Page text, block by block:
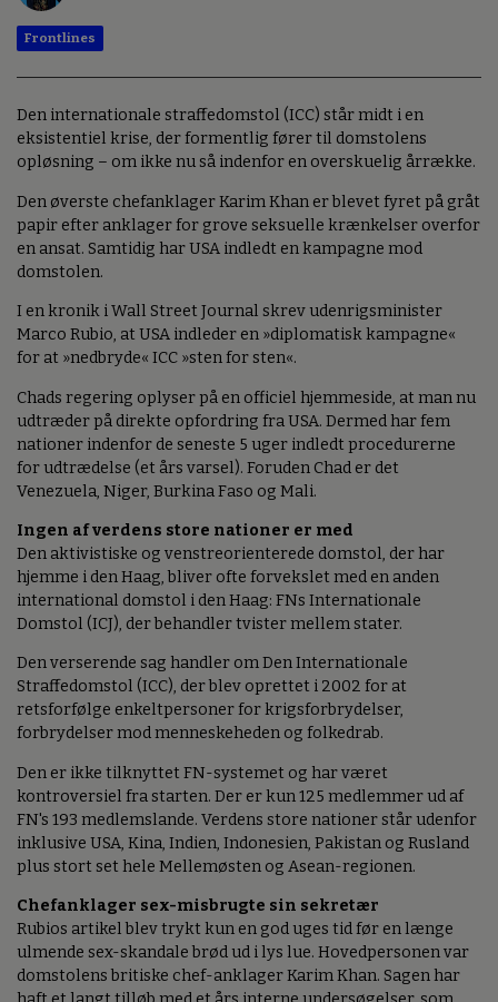
Frontlines
Den internationale straffedomstol (ICC) står midt i en
eksistentiel krise, der formentlig fører til domstolens
opløsning – om ikke nu så indenfor en overskuelig årrække.
Den øverste chefanklager Karim Khan er blevet fyret på gråt
papir efter anklager for grove seksuelle krænkelser overfor
en ansat. Samtidig har USA indledt en kampagne mod
domstolen.
I en kronik i Wall Street Journal skrev udenrigsminister
Marco Rubio, at USA indleder en »diplomatisk kampagne«
for at »nedbryde« ICC »sten for sten«.
Chads regering oplyser på en officiel hjemmeside, at man nu
udtræder på direkte opfordring fra USA. Dermed har fem
nationer indenfor de seneste 5 uger indledt procedurerne
for udtrædelse (et års varsel). Foruden Chad er det
Venezuela, Niger, Burkina Faso og Mali.
Ingen af verdens store nationer er med
Den aktivistiske og venstreorienterede domstol, der har
hjemme i den Haag, bliver ofte forvekslet med en anden
international domstol i den Haag: FNs Internationale
Domstol (ICJ), der behandler tvister mellem stater.
Den verserende sag handler om Den Internationale
Straffedomstol (ICC), der blev oprettet i 2002 for at
retsforfølge enkeltpersoner for krigsforbrydelser,
forbrydelser mod menneskeheden og folkedrab.
Den er ikke tilknyttet FN-systemet og har været
kontroversiel fra starten. Der er kun 125 medlemmer ud af
FN's 193 medlemslande. Verdens store nationer står udenfor
inklusive USA, Kina, Indien, Indonesien, Pakistan og Rusland
plus stort set hele Mellemøsten og Asean-regionen.
Chefanklager sex-misbrugte sin sekretær
Rubios artikel blev trykt kun en god uges tid før en længe
ulmende sex-skandale brød ud i lys lue. Hovedpersonen var
domstolens britiske chef-anklager Karim Khan. Sagen har